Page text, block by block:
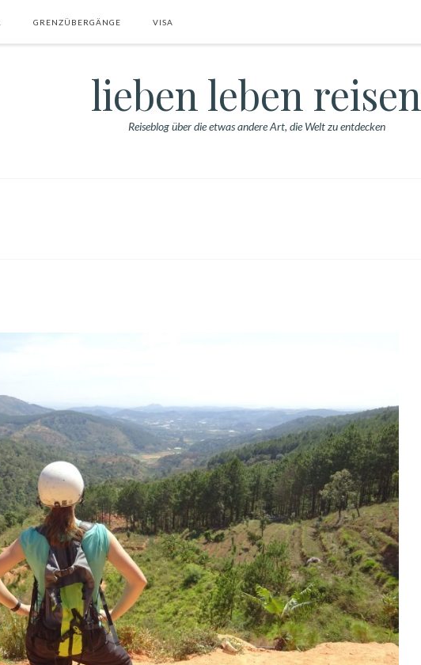
GRENZÜBERGÄNGE VISA
lieben leben reisen
Reiseblog über die etwas andere Art, die Welt zu entdecken